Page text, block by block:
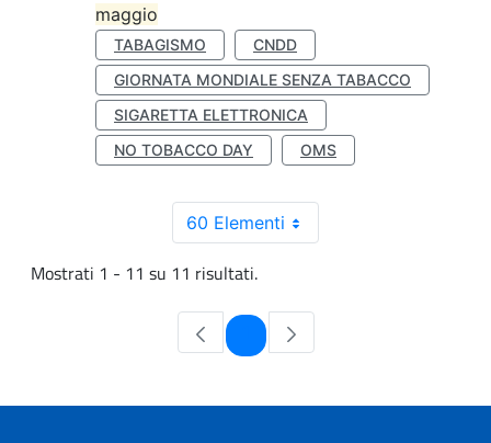
maggio
TABAGISMO
CNDD
GIORNATA MONDIALE SENZA TABACCO
SIGARETTA ELETTRONICA
NO TOBACCO DAY
OMS
60 Elementi
Mostrati 1 - 11 su 11 risultati.
Pagina